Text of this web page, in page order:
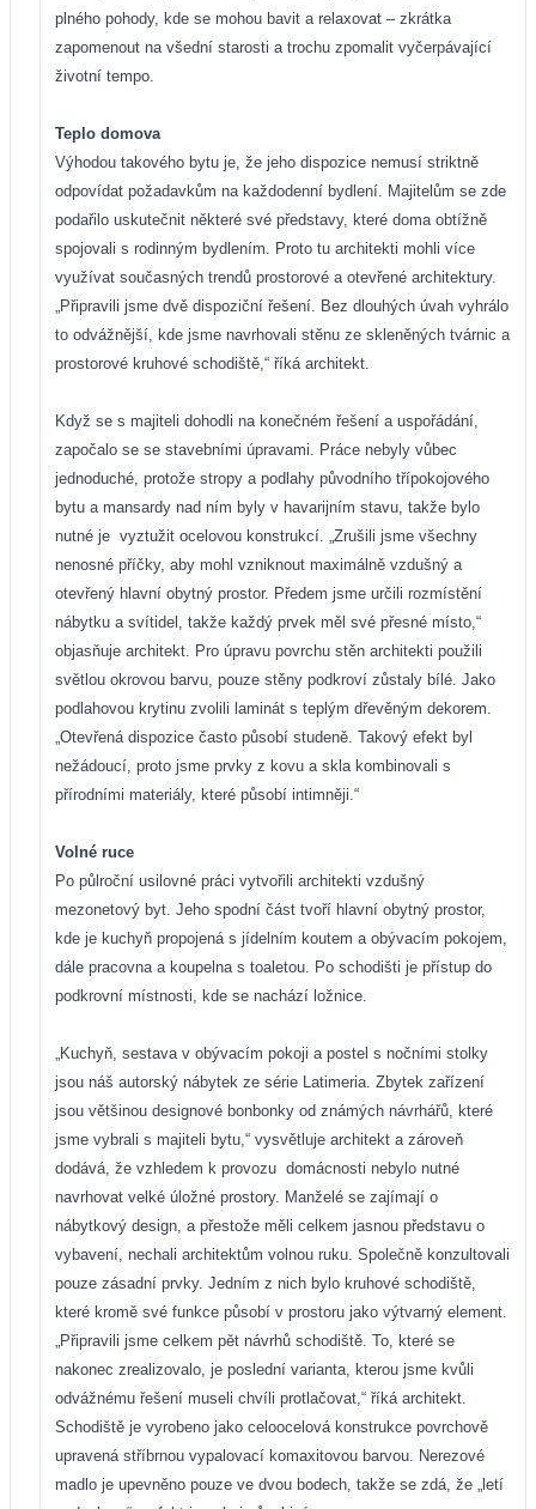
plného pohody, kde se mohou bavit a relaxovat – zkrátka
zapomenout na všední starosti a trochu zpomalit vyčerpávající
životní tempo.
Teplo domova
Výhodou takového bytu je, že jeho dispozice nemusí striktně
odpovídat požadavkům na každodenní bydlení. Majitelům se zde
podařilo uskutečnit některé své představy, které doma obtížně
spojovali s rodinným bydlením. Proto tu architekti mohli více
využívat současných trendů prostorové a otevřené architektury.
„Připravili jsme dvě dispoziční řešení. Bez dlouhých úvah vyhrálo
to odvážnější, kde jsme navrhovali stěnu ze skleněných tvárnic a
prostorové kruhové schodiště,“ říká architekt.
Když se s majiteli dohodli na konečném řešení a uspořádání,
započalo se se stavebními úpravami. Práce nebyly vůbec
jednoduché, protože stropy a podlahy původního třípokojového
bytu a mansardy nad ním byly v havarijním stavu, takže bylo
nutné je vyztužit ocelovou konstrukcí. „Zrušili jsme všechny
nenosné příčky, aby mohl vzniknout maximálně vzdušný a
otevřený hlavní obytný prostor. Předem jsme určili rozmístění
nábytku a svítidel, takže každý prvek měl své přesné místo,“
objasňuje architekt. Pro úpravu povrchu stěn architekti použili
světlou okrovou barvu, pouze stěny podkroví zůstaly bílé. Jako
podlahovou krytinu zvolili laminát s teplým dřevěným dekorem.
„Otevřená dispozice často působí studeně. Takový efekt byl
nežádoucí, proto jsme prvky z kovu a skla kombinovali s
přírodními materiály, které působí intimněji.“
Volné ruce
Po půlroční usilovné práci vytvořili architekti vzdušný
mezonetový byt. Jeho spodní část tvoří hlavní obytný prostor,
kde je kuchyň propojená s jídelním koutem a obývacím pokojem,
dále pracovna a koupelna s toaletou. Po schodišti je přístup do
podkrovní místnosti, kde se nachází ložnice.
„Kuchyň, sestava v obývacím pokoji a postel s nočními stolky
jsou náš autorský nábytek ze série Latimeria. Zbytek zařízení
jsou většinou designové bonbonky od známých návrhářů, které
jsme vybrali s majiteli bytu,“ vysvětluje architekt a zároveň
dodává, že vzhledem k provozu domácnosti nebylo nutné
navrhovat velké úložné prostory. Manželé se zajímají o
nábytkový design, a přestože měli celkem jasnou představu o
vybavení, nechali architektům volnou ruku. Společně konzultovali
pouze zásadní prvky. Jedním z nich bylo kruhové schodiště,
které kromě své funkce působí v prostoru jako výtvarný element.
„Připravili jsme celkem pět návrhů schodiště. To, které se
nakonec zrealizovalo, je poslední varianta, kterou jsme kvůli
odvážnému řešení museli chvíli protlačovat,“ říká architekt.
Schodiště je vyrobeno jako celoocelová konstrukce povrchově
upravená stříbrnou vypalovací komaxitovou barvou. Nerezové
madlo je upevněno pouze ve dvou bodech, takže se zdá, že „letí